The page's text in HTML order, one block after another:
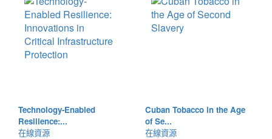
Technology-Enabled
Resilience:...
在線資源
Cuban Tobacco in the Age
of Se...
在線資源